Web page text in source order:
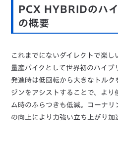
PCX HYBRIDのハ
の概要
これまでにないダイレクトで楽し
量産バイクとして世界初のハイブ
発進時は低回転から大きなトルク
ジンをアシストすることで、よ
ム時のふらつきも低減。コーナ
の向上により力強い立ち上がり加